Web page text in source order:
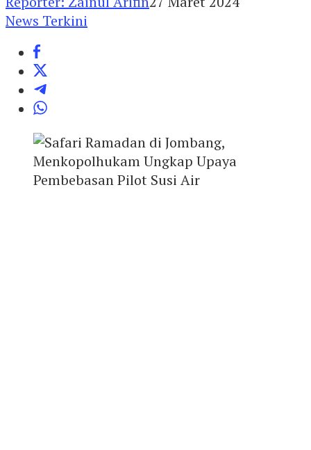
News Terkini